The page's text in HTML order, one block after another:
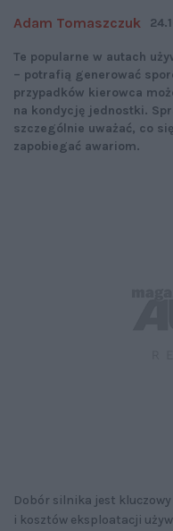
Adam Tomaszczuk
Te popularne w autach
– potrafią generować
przypadków kierowca
na kondycję jednostki.
szczególnie uważać, co
zapobiegać awariom.
Dobór silnika jest
i kosztów eksploatacji